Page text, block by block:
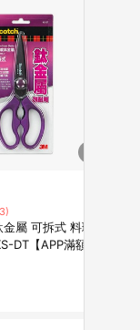
屬 可拆式 料理專
DT【APP滿額下
一帳號最高1500